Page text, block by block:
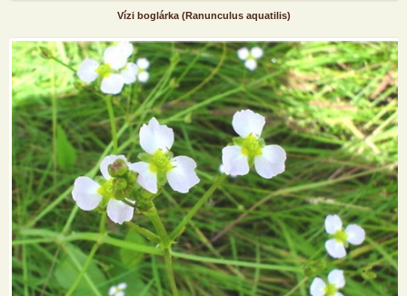
Vízi boglárka (Ranunculus aquatilis)